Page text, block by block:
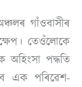
গাঁওবাসীৰ
তেওঁলোকে
পদ্ধতি
এক পৰিৱেশ-